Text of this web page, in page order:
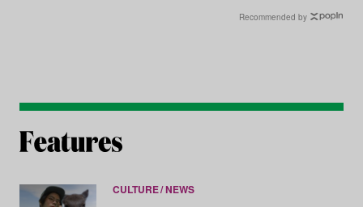
Recommended by
CULTURE NEWS